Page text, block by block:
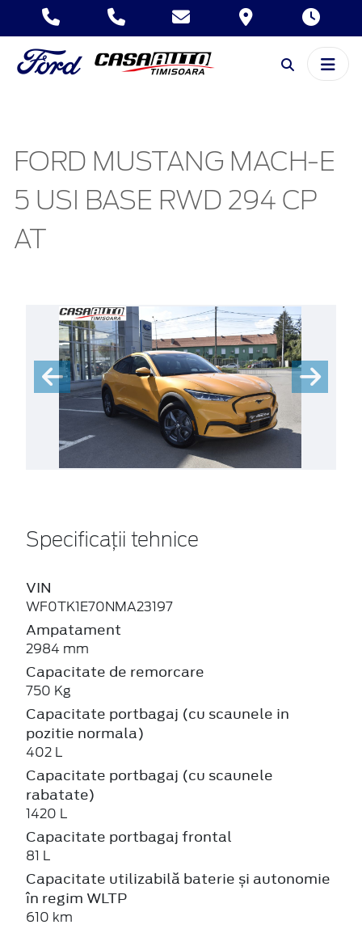
FORD MUSTANG MACH-E
5 USI BASE RWD 294 CP
AT
Specificații tehnice
VIN
WF0TK1E70NMA23197
Ampatament
2984 mm
Capacitate de remorcare
750 Kg
Capacitate portbagaj (cu scaunele in
pozitie normala)
402 L
Capacitate portbagaj (cu scaunele
rabatate)
1420 L
Capacitate portbagaj frontal
81 L
Capacitate utilizabilă baterie și autonomie
în regim WLTP
610 km